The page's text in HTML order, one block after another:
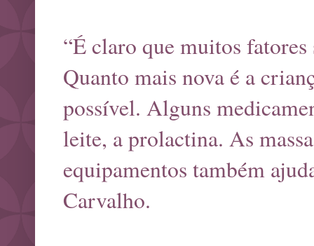
“É claro que muitos
Quanto mais nova é a
possível. Alguns
leite, a prolactina. As
equipamentos também
Carvalho.